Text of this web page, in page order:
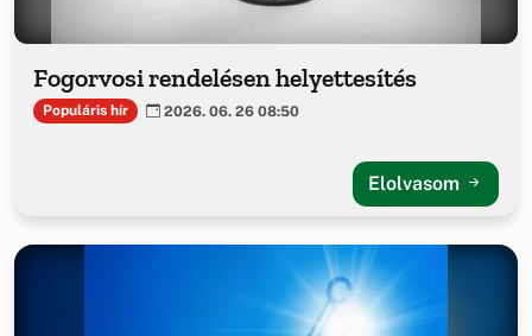
Fogorvosi rendelésen helyettesítés
Populáris hír 2026. 06. 26 08:50
Elolvasom